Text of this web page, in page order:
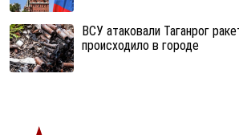
ВСУ атаковали Таганрог
происходило в городе